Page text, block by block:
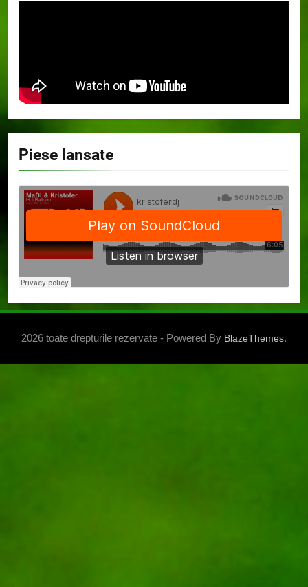
Piese lansate
2026 toate drepturile rezervate - Powered By BlazeThemes.